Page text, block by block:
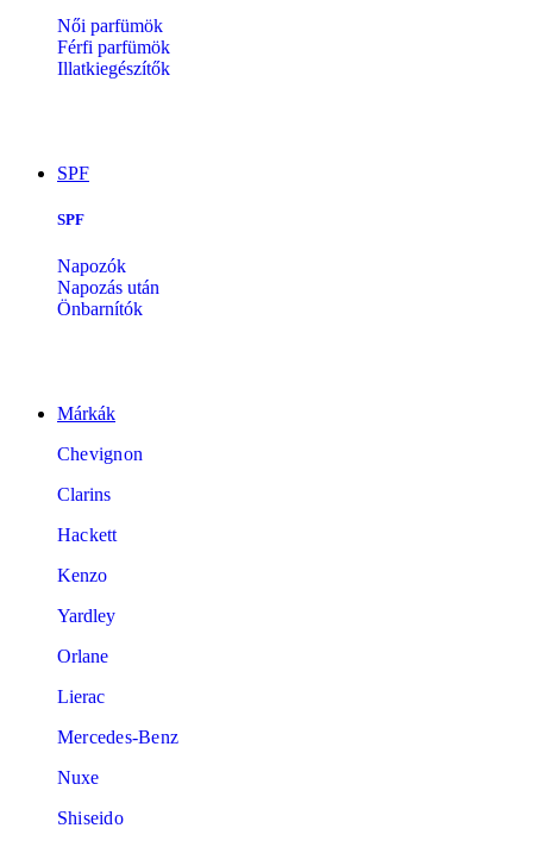
Női parfümök
Férfi parfümök
Illatkiegészítők
SPF
SPF
Napozók
Napozás után
Önbarnítók
Márkák
Chevignon
Clarins
Hackett
Kenzo
Yardley
Orlane
Lierac
Mercedes-Benz
Nuxe
Shiseido